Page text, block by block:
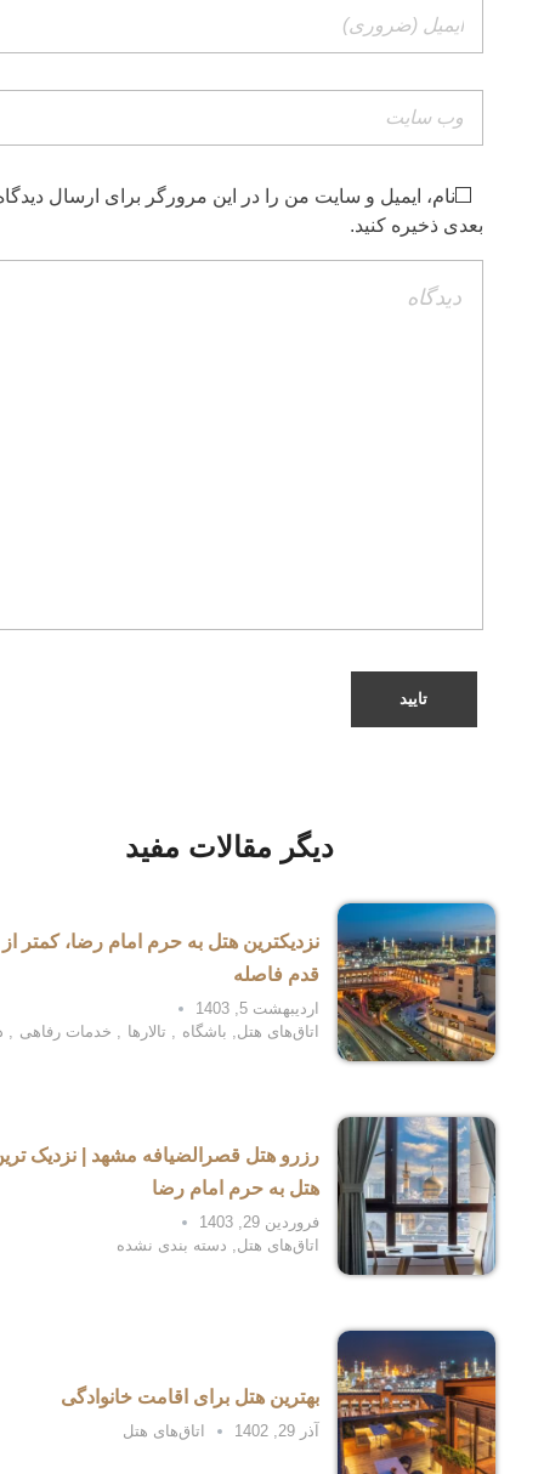
نام، ایمیل و سایت من را در این مرورگر برای ارسال
بعدی ذخیره کنید.
دیگر مقالات مفید
نزدیکترین هتل به حرم امام رضا، کمتر
قدم فاصله
اردیبهشت 5, 1403
اتاق‌های هتل
باشگاه تالارها خدمات رفاهی
رزرو هتل قصرالضیافه مشهد | نزدیک
هتل به حرم امام رضا
فروردین 29, 1403
اتاق‌های هتل
دسته بندی نشده
بهترین هتل برای اقامت خانوادگی
آذر 29, 1402 اتاق‌های هتل